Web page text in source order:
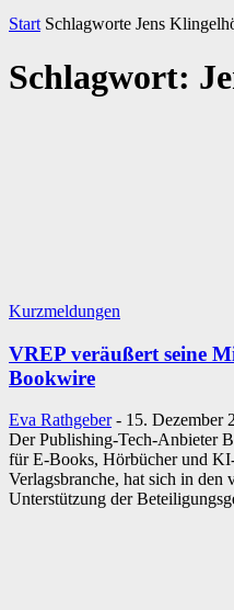
Start Schlagworte Jens
Schlagwort:
Kurzmeldungen
VREP veräußert seine
Bookwire
Eva Rathgeber - 15. Dezember
Der Publishing-Tech-Anbieter
für E-Books, Hörbücher und
Verlagsbranche, hat sich in den
Unterstützung der